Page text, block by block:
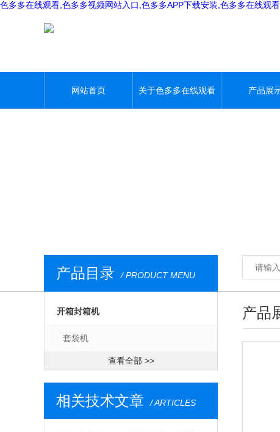
色多多在线观看,色多多视频网站入口,色多多APP下载安装,色多多在线观
网站首页 关于色多多在线观看 产品展
产品目录 / PRODUCT MENU
开箱封箱机
套袋机
查看全部 >>
相关技术文章 / ARTICLES
产品